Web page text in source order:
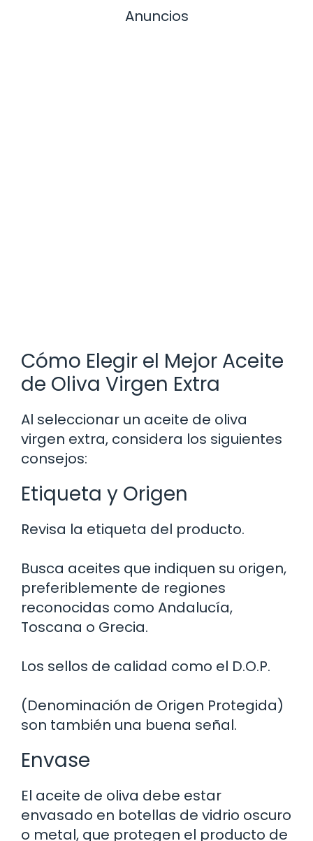
Anuncios
Cómo Elegir el Mejor Aceite
de Oliva Virgen Extra
Al seleccionar un aceite de oliva
virgen extra, considera los siguientes
consejos:
Etiqueta y Origen
Revisa la etiqueta del producto.
Busca aceites que indiquen su origen,
preferiblemente de regiones
reconocidas como Andalucía,
Toscana o Grecia.
Los sellos de calidad como el D.O.P.
(Denominación de Origen Protegida)
son también una buena señal.
Envase
El aceite de oliva debe estar
envasado en botellas de vidrio oscuro
o metal, que protegen el producto de